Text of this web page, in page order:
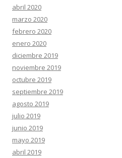
abril 2020
marzo 2020
febrero 2020
enero 2020
diciembre 2019
noviembre 2019
octubre 2019
septiembre 2019
agosto 2019
julio 2019
junio 2019
mayo 2019
abril 2019